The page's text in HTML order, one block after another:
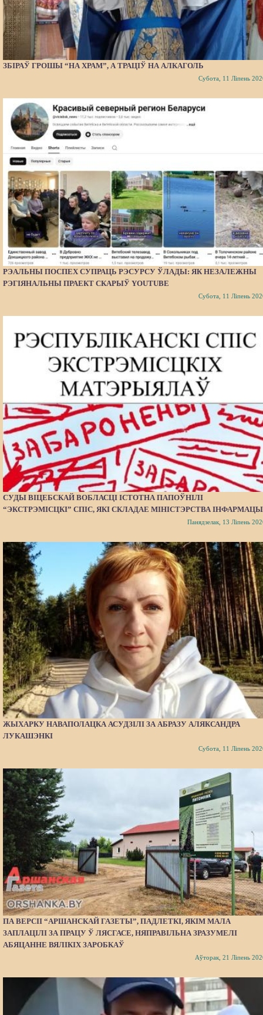
ЗБІРАЎ ГРОШЫ “НА ХРАМ”, А ТРАЦІЎ НА АЛКАГОЛЬ
Субота, 11 Ліпень
РЭАЛЬНЫ ПОСПЕХ СУПРАЦЬ РЭСУРСУ ЎЛАДЫ: ЯК НЕЗАЛЕЖНЫ
РЭГІЯНАЛЬНЫ ПРАЕКТ СКАРЫЎ YOUTUBE
Субота, 11 Ліпень
СУДЫ ВІЦЕБСКАЙ ВОБЛАСЦІ ІСТОТНА ПАПОЎНІЛІ
“ЭКСТРЭМІСЦКІ” СПІС, ЯКІ СКЛАДАЕ МІНІСТЭРСТВА
Панядзелак, 13 Ліпень
ЖЫХАРКУ НАВАПОЛАЦКА АСУДЗІЛІ ЗА АБРАЗУ АЛЯКСАНДРА
ЛУКАШЭНКІ
Субота, 11 Ліпень
ПА ВЕРСІІ “АРШАНСКАЙ ГАЗЕТЫ”, ПАДЛЕТКІ, ЯКІМ МАЛА
ЗАПЛАЦІЛІ ЗА ПРАЦУ Ў ЛЯСГАСЕ, НЯПРАВІЛЬНА ЗРАЗУМЕЛІ
АБЯЦАННЕ ВЯЛІКІХ ЗАРОБКАЎ
Аўторак, 21 Ліпень